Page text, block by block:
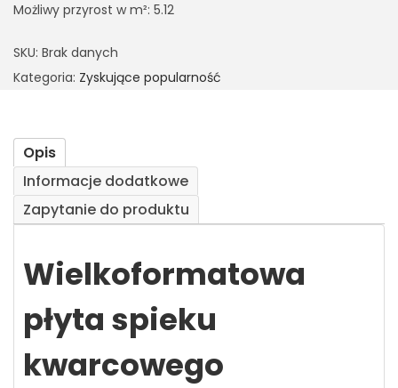
Możliwy przyrost w m²: 5.12
SKU: Brak danych
Kategoria: Zyskujące popularność
Opis
Informacje dodatkowe
Zapytanie do produktu
Wielkoformatowa
płyta spieku
kwarcowego